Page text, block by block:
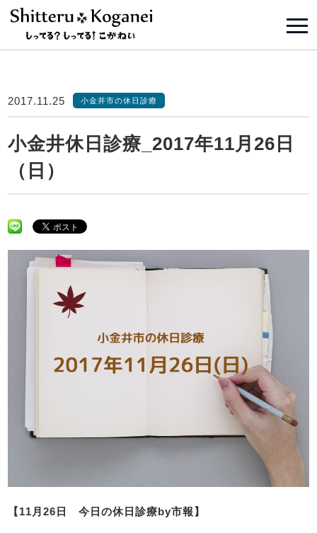
2017.11.25 小金井市の休日診療
小金井休日診療_2017年11月26日
（日）
【11月26日 今日の休日診療by市報】